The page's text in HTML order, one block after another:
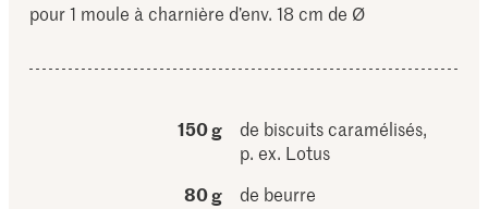
pour 1 moule à charnière d’env. 18 cm de Ø
150 g
de biscuits caramélisés,
p. ex. Lotus
80 g
de beurre